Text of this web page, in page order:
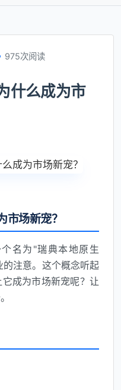
975次阅读
什么成为市
市场新宠？
名为"瑞典本地原生
注意。这个概念听起
成为市场新宠呢？让